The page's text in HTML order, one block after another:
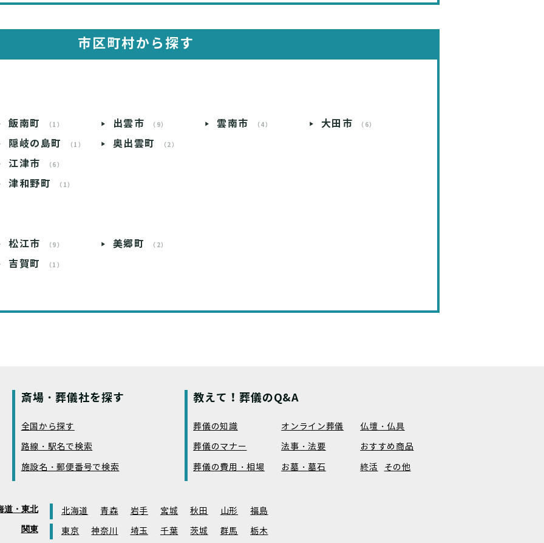
市区町村から探す
飯南町 （1） 出雲市 （9） 雲南市 （4） 大田市 （6）
隠岐の島町 （1） 奥出雲町 （2）
江津市 （6）
津和野町 （1）
松江市 （9） 美郷町 （2）
吉賀町 （1）
斎場・葬儀社を探す
全国から探す
路線・駅名で検索
施設名・郵便番号で検索
教えて！葬儀のQ&A
葬儀の知識 オンライン葬儀
仏壇・仏具
葬儀のマナー
法事・法要
おすすめ商品
葬儀の費用・相場
お墓・墓石 終活 その他
道・東北 北海道 青森 岩手 宮城 秋田 山形 福島
関東 東京 神奈川 埼玉 千葉 茨城 群馬 栃木